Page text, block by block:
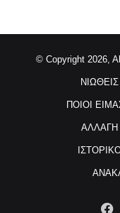
© Copyright 2026,
ΠΟΙΟΙ